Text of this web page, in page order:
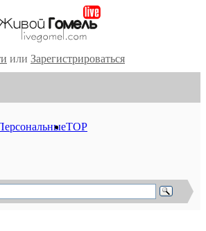
или Зарегистрироваться
TOP